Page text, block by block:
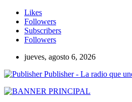
Likes
Followers
Subscribers
Followers
jueves, agosto 6, 2026
Publisher - La radio que